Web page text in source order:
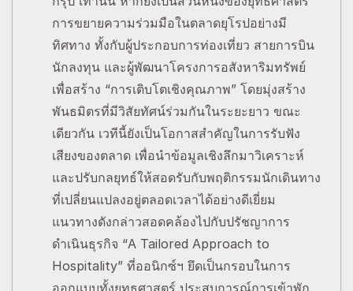
การขยายความร่วมมือในตลาดยุโรปอย่างมี
ทิศทาง ทั้งกับผู้ประกอบการท่องเที่ยว สายการบิน
นักลงทุน และผู้พัฒนาโครงการอสังหาริมทรัพย์
เพื่อสร้าง “การเติบโตเชิงคุณภาพ” โดยมุ่งสร้าง
พันธมิตรที่มีวิสัยทัศน์ร่วมกันในระยะยาว ขณะ
เดียวกัน เวทีนี้ยังเป็นโอกาสสำคัญในการรับฟัง
เสียงของตลาด เพื่อนำข้อมูลเชิงลึกมาวิเคราะห์
และปรับกลยุทธ์ให้สอดรับกับพฤติกรรมนักเดินทาง
ที่เปลี่ยนแปลงอยู่ตลอดเวลาได้อย่างดีเยี่ยม
แนวทางดังกล่าวสอดคล้องไปกับปรัชญาการ
ดำเนินธุรกิจ “A Tailored Approach to
Hospitality” ที่ออนิกซ์ฯ ยึดเป็นกรอบในการ